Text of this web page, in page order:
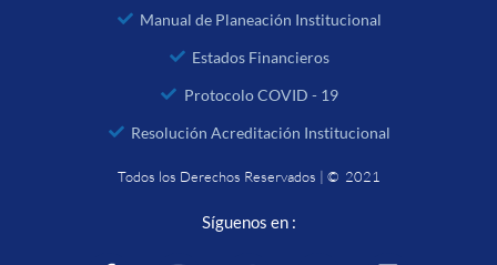
Manual de Planeación Institucional
Estados Financieros
Protocolo COVID - 19
Resolución Acreditación Institucional
Todos los Derechos Reservados | © 2021
Síguenos en :